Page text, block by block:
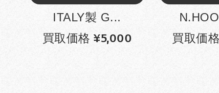
ITALY製 G...
買取価格 ¥5,000 買取価